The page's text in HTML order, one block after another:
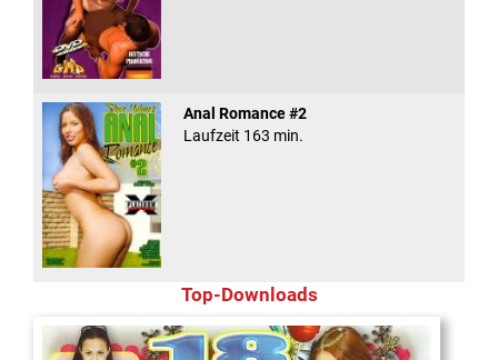
Anal Romance #2
Laufzeit 163 min.
Top-Downloads